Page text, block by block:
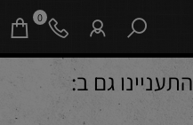
0
גם ב: